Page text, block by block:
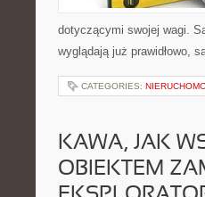
dotyczącymi swojej wagi.
wyglądają już prawidłowo,
CATEGORIES:
KAWA, JAK
OBIEKTEM